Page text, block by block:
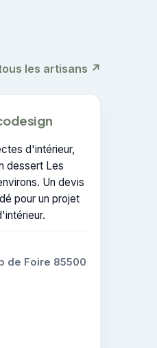
les artisans ↗
d'intérieur,
dessert Les
Un devis
pour un projet
de Foire 85500